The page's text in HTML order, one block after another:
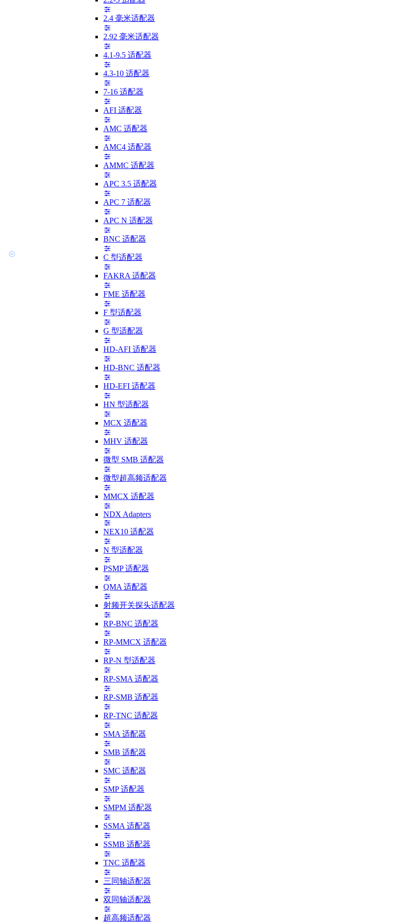
2.4 毫米适配器
2.92 毫米适配器
4.1-9.5 适配器
4.3-10 适配器
7-16 适配器
AFI 适配器
AMC 适配器
AMC4 适配器
AMMC 适配器
APC 3.5 适配器
APC 7 适配器
APC N 适配器
BNC 适配器
C 型适配器
FAKRA 适配器
FME 适配器
F 型适配器
G 型适配器
HD-AFI 适配器
HD-BNC 适配器
HD-EFI 适配器
HN 型适配器
MCX 适配器
MHV 适配器
微型 SMB 适配器
微型超高频适配器
MMCX 适配器
NDX Adapters
NEX10 适配器
N 型适配器
PSMP 适配器
QMA 适配器
射频开关探头适配器
RP-BNC 适配器
RP-MMCX 适配器
RP-N 型适配器
RP-SMA 适配器
RP-SMB 适配器
RP-TNC 适配器
SMA 适配器
SMB 适配器
SMC 适配器
SMP 适配器
SMPM 适配器
SSMA 适配器
SSMB 适配器
TNC 适配器
三同轴适配器
双同轴适配器
超高频适配器